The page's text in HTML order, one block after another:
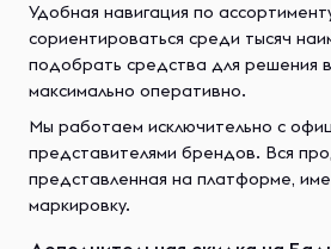
Удобная навигация по
сориентироваться среди тысяч
подобрать средства для решения
максимально оперативно.
Мы работаем исключительно с
представителями брендов. Вся
представленная на платформе,
маркировку.